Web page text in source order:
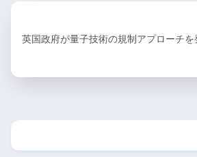
英国政府が量子技術の規制アプローチを